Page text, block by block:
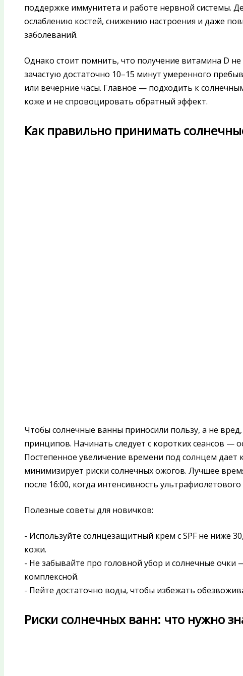
поддержке иммунитета и работе нервной системы.
ослаблению костей, снижению настроения и даже
заболеваний.
Однако стоит помнить, что получение витамина D
зачастую достаточно 10–15 минут умеренного
или вечерние часы. Главное — подходить к
коже и не спровоцировать обратный эффект.
Как правильно принимать
Чтобы солнечные ванны приносили пользу, а не
принципов. Начинать следует с коротких сеансов —
Постепенное увеличение времени под солнцем дает
минимизирует риски солнечных ожогов. Лучшее
после 16:00, когда интенсивность
Полезные советы для новичков:
- Используйте солнцезащитный крем с SPF не ниже
кожи.
- Не забывайте про головной убор и солнечные
комплексной.
- Пейте достаточно воды, чтобы избежать
Риски солнечных ванн: что нужно